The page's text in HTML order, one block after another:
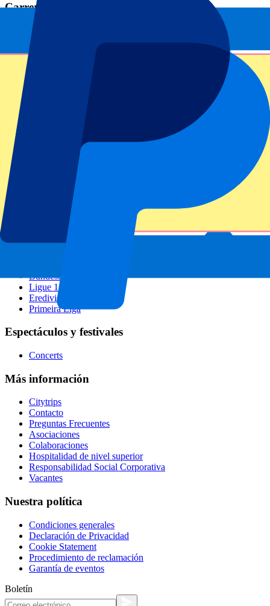
Carreras de F1
Gran Premio de Barcelona
Gran Premio de Países Bajos
Gran Premio de Singapur
Gran Premio de Abu Dhabi
Gran Premio de Miami
Gran Premio de Brasil
Todo deporte
Ligas de fútbol
Champions League
Premier League
Bundesliga
Ligue 1
Eredivisie
Primeira Liga
Espectáculos y festivales
Concerts
Más información
Citytrips
Contacto
Preguntas Frecuentes
Asociaciones
Colaboraciones
Hospitalidad de nivel superior
Responsabilidad Social Corporativa
Vacantes
Nuestra política
Condiciones generales
Declaración de Privacidad
Cookie Statement
Procedimiento de reclamación
Garantía de eventos
Boletín